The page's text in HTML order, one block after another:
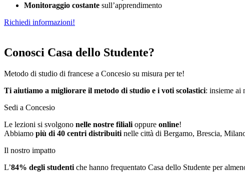
Monitoraggio costante sull’apprendimento
Richiedi informazioni!
Conosci Casa dello Studente?
Metodo di studio di francese a Concesio su misura per te!
Ti aiutiamo a migliorare il metodo di studio e i voti scolastici: insieme ai
Sedi a Concesio
Le lezioni si svolgono nelle nostre filiali oppure online!
Abbiamo più di 40 centri distribuiti nelle città di Bergamo, Brescia,
Il nostro impatto
L’84% degli studenti che hanno frequentato Casa dello Studente per